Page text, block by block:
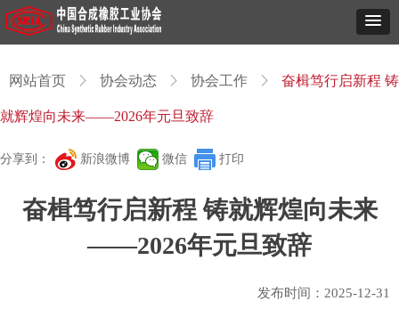
奋楫笃行启新程 铸就辉煌向未来
——2026年元旦致辞
网站首页 ꁕ 协会动态 ꁕ 协会工作 ꁕ 奋楫笃行启新程 铸
就辉煌向未来——2026年元旦致辞
发布时间： 2025-12-31
分享到： 新浪微博 微信 打印